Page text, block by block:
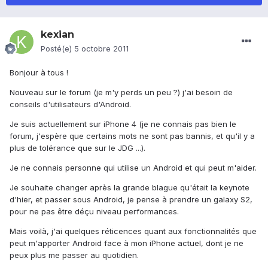
kexian
Posté(e) 5 octobre 2011
Bonjour à tous !
Nouveau sur le forum (je m'y perds un peu ?) j'ai besoin de
conseils d'utilisateurs d'Android.
Je suis actuellement sur iPhone 4 (je ne connais pas bien le
forum, j'espère que certains mots ne sont pas bannis, et qu'il y a
plus de tolérance que sur le JDG ...).
Je ne connais personne qui utilise un Android et qui peut m'aider.
Je souhaite changer après la grande blague qu'était la keynote
d'hier, et passer sous Android, je pense à prendre un galaxy S2,
pour ne pas être déçu niveau performances.
Mais voilà, j'ai quelques réticences quant aux fonctionnalités que
peut m'apporter Android face à mon iPhone actuel, dont je ne
peux plus me passer au quotidien.